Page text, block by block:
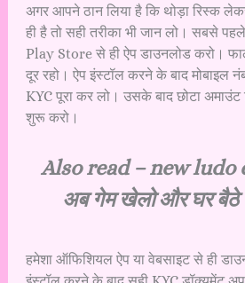
अगर आपने ठान लिया है कि थोड़ा रिस्क
ही है तो सही तरीका भी जान लो। सबसे
Play Store से ही ऐप डाउनलोड करो।
दूर रहो। ऐप इंस्टॉल करने के बाद
KYC पूरा कर लो। उसके बाद छोटा
शुरू करो।
Also read –new ludo
अब गेम खेलो और घर
हमेशा ऑफिशियल ऐप या वेबसाइट से ही